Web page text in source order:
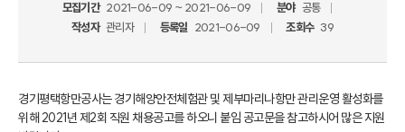
모집기간 2021-06-09 ~ 2021-06-09 분야 공통
작성자 관리자 등록일 2021-06-09 조회수 39
경기평택항만공사는 경기해양안전체험관 및 제부마리나항만 관리운영 활성화를
위해 2021년 제2회 직원 채용공고를 하오니 붙임 공고문을 참고하시어 많은 지원